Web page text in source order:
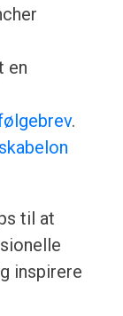
en
.
skabelon
til at
inspirere